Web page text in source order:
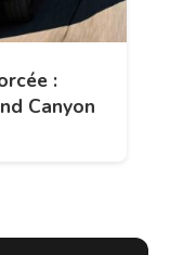
:
Canyon